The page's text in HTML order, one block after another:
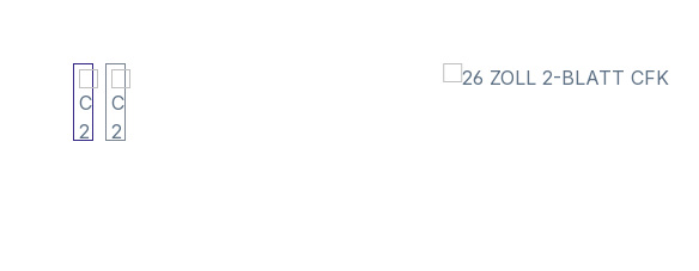
Bildergalerie überspringen